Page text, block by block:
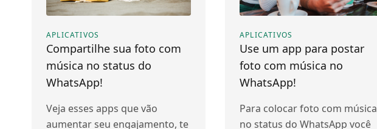
APLICATIVOS
Compartilhe sua foto com
música no status do
WhatsApp!
Veja esses apps que vão
aumentar seu engajamento, te
APLICATIVOS
Use um app para postar
foto com música no
WhatsApp!
Para colocar foto com música
no status do WhatsApp você